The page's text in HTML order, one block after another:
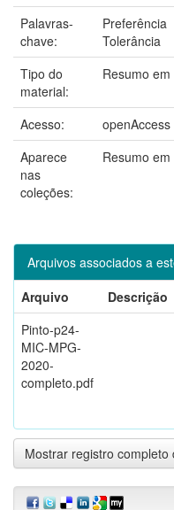
Palavras-
chave:
Preferência
Tolerância
Tipo do
material:
Resumo
Acesso:
openAccess
Aparece
nas
coleções:
Resumo
Arquivos associados a
Arquivo
Descrição
Pinto-p24-
MIC-MPG-
2020-
completo.pdf
Mostrar registro completo